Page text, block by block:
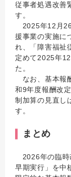
従事者処遇改善
す。
2025年12月26
援事業の実施に
れ、「障害福祉
定めて2025年
た。
なお、基本報
和9年度報酬改
制加算の見直し
す。
まとめ
2026年の臨時
早期実行」を中